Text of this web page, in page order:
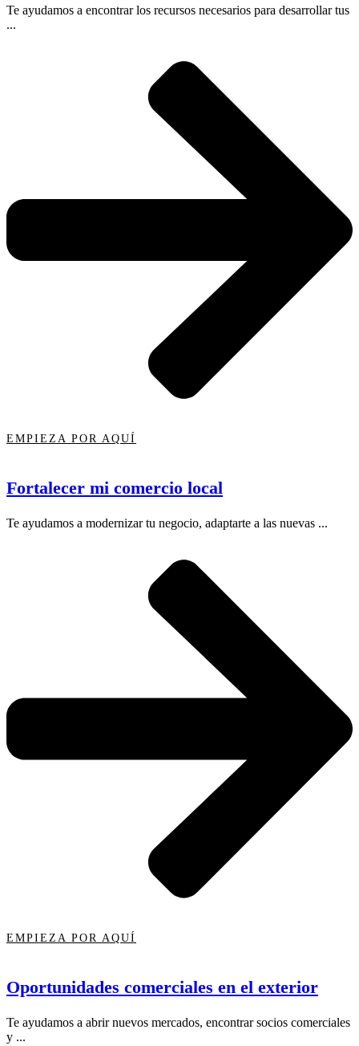
Te ayudamos a encontrar los recursos necesarios para desarrollar tus
...
EMPIEZA POR AQUÍ
Fortalecer mi comercio local
Te ayudamos a modernizar tu negocio, adaptarte a las nuevas ...
EMPIEZA POR AQUÍ
Oportunidades comerciales en el exterior
Te ayudamos a abrir nuevos mercados, encontrar socios comerciales
y ...